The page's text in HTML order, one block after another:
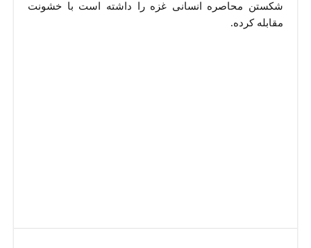
شکستن محاصره انسانی غزه را داشته است با خشونت
مقابله کرده.